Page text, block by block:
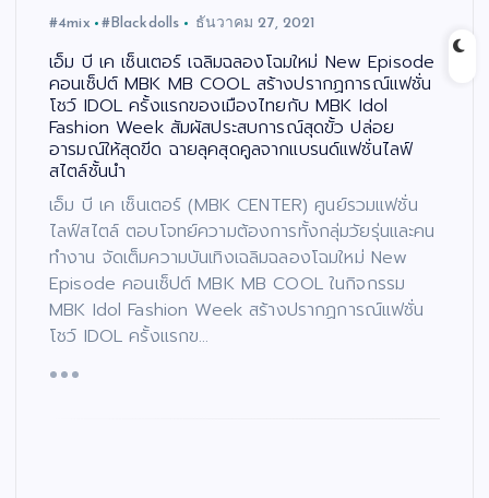
#4mix #Blackdolls ธันวาคม 27, 2021
เอ็ม บี เค เซ็นเตอร์ เฉลิมฉลองโฉมใหม่ New Episode
คอนเซ็ปต์ MBK MB COOL สร้างปรากฏการณ์แฟชั่น
โชว์ IDOL ครั้งแรกของเมืองไทยกับ MBK Idol
Fashion Week สัมผัสประสบการณ์สุดขั้ว ปล่อย
อารมณ์ให้สุดขีด ฉายลุคสุดคูลจากแบรนด์แฟชั่นไลฟ์
สไตล์ชั้นนำ
เอ็ม บี เค เซ็นเตอร์ (MBK CENTER) ศูนย์รวมแฟชั่น
ไลฟ์สไตล์ ตอบโจทย์ความต้องการทั้งกลุ่มวัยรุ่นและคน
ทำงาน จัดเต็มความบันเทิงเฉลิมฉลองโฉมใหม่ New
Episode คอนเซ็ปต์ MBK MB COOL ในกิจกรรม
MBK Idol Fashion Week สร้างปรากฏการณ์แฟชั่น
โชว์ IDOL ครั้งแรกข…